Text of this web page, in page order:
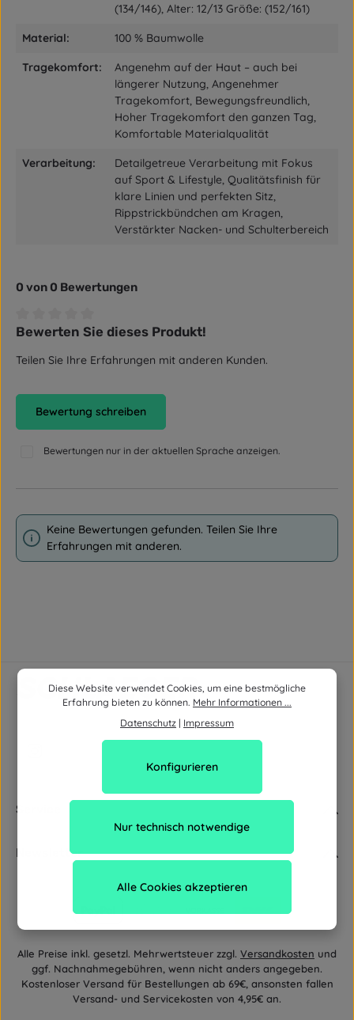
(134/146), Alter: 12/13 Größe: (152/161)
Material: 100 % Baumwolle
Tragekomfort:
Angenehm auf der Haut – auch bei
längerer Nutzung, Angenehmer
Tragekomfort, Bewegungsfreundlich,
Hoher Tragekomfort den ganzen Tag,
Komfortable Materialqualität
Verarbeitung:
Detailgetreue Verarbeitung mit Fokus
auf Sport & Lifestyle, Qualitätsfinish für
klare Linien und perfekten Sitz,
Rippstrickbündchen am Kragen,
Verstärkter Nacken- und Schulterbereich
0 von 0 Bewertungen
Durchschnittliche Bewertung von 0 von 5 Sternen
Bewerten Sie dieses Produkt!
Teilen Sie Ihre Erfahrungen mit anderen Kunden.
Bewertung schreiben
Bewertungen nur in der aktuellen Sprache anzeigen.
Keine Bewertungen gefunden. Teilen Sie Ihre
Erfahrungen mit anderen.
Service
Newsletter
Alle Preise inkl. gesetzl. Mehrwertsteuer zzgl. Versandkosten und
ggf. Nachnahmegebühren, wenn nicht anders angegeben.
Kostenloser Versand für Bestellungen ab 69€, ansonsten fallen
Versand- und Servicekosten von 4,95€ an.
Diese Website verwendet Cookies, um eine bestmögliche
Erfahrung bieten zu können. Mehr Informationen ...
Datenschutz | Impressum
Nur technisch notwendige
Konfigurieren
Alle Cookies akzeptieren